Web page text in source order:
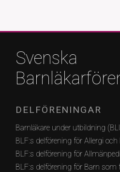
Svenska
DELFÖRENINGAR
Barnläkare under utbildning
BLF:s delförening för Allergi
BLF:s delförening för
BLF:s delförening för Barn som